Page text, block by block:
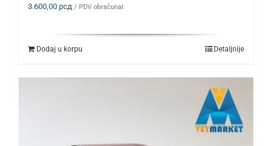
3.600,00 рсд / PDV obračunat
Dodaj u korpu Detaljnije